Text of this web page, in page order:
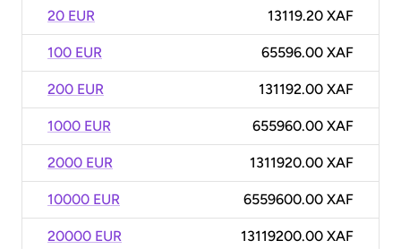
20 EUR 13119.20 XAF
100 EUR 65596.00 XAF
200 EUR 131192.00 XAF
1000 EUR 655960.00 XAF
2000 EUR 1311920.00 XAF
10000 EUR 6559600.00 XAF
20000 EUR 13119200.00 XAF